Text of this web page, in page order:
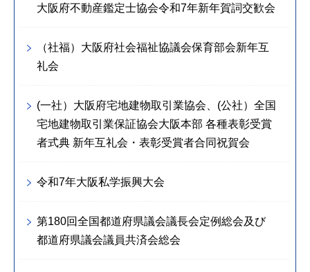
大阪府不動産鑑定士協会令和7年新年賀詞交歓会
（社福）大阪府社会福祉協議会保育部会新年互
礼会
(一社）大阪府宅地建物取引業協会、(公社）全国
宅地建物取引業保証協会大阪本部 各種表彰受賞
者式典 新年互礼会・表彰受賞者合同祝賀会
令和7年大阪私学振興大会
第180回全国都道府県議会議長会定例総会及び
都道府県議会議員共済会総会